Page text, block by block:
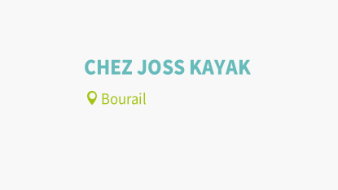
CHEZ JOSS KAYAK
Bourail